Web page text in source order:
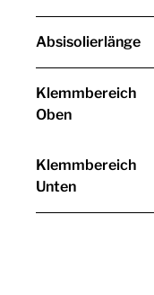
Absisolierlänge
Klemmbereich
Oben
Klemmbereich
Unten